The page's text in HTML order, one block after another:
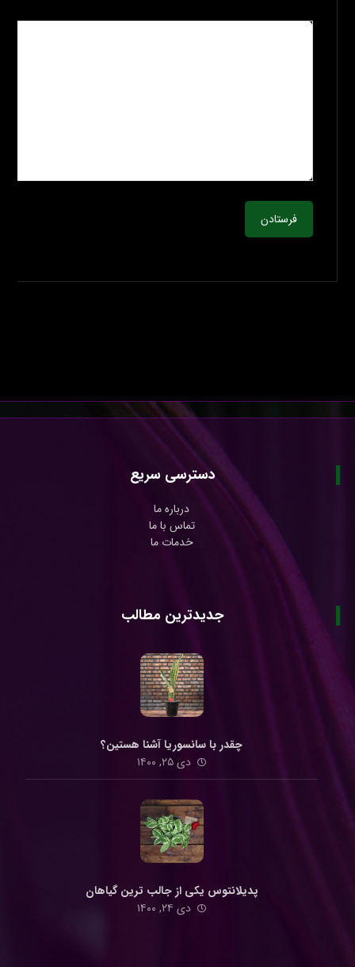
فرستادن
دسترسی سریع
درباره ما
تماس با ما
خدمات ما
جدیدترین مطالب
چقدر با سانسوریا آشنا هستین؟
دی ۲۵, ۱۴۰۰
پدیلانتوس یکی از جالب ترین گیاهان
دی ۲۴, ۱۴۰۰